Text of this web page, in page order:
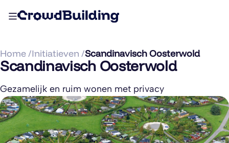
Home /Initiatieven /Scandinavisch Oosterwold
Scandinavisch Oosterwold
Gezamelijk en ruim wonen met privacy